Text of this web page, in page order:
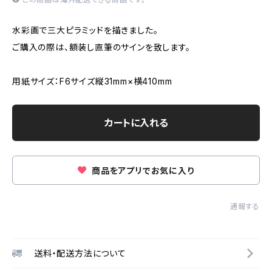
水彩画で三大ピラミッドを描きました。
ご購入の際は、額装し直筆のサインを致します。
用紙サイズ：F6サイズ縦31mm×横410mm
カートに入れる
商品をアプリでお気に入り
通報する
送料・配送方法について